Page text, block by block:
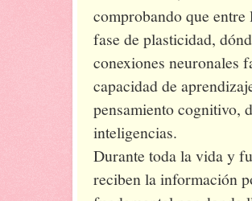
comprobando que entre
fase de plasticidad,
conexiones neuronales
capacidad de
pensamiento cognitivo,
inteligencias.
Durante toda la vida y
reciben la información